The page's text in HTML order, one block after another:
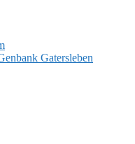
Gatersleben